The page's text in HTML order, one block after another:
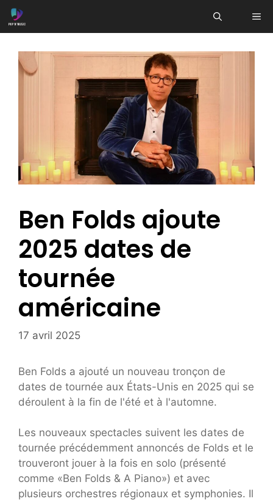
Aller
au
Ben Folds ajoute
2025 dates de
tournée
américaine
17 avril 2025
Ben Folds a ajouté un nouveau tronçon de
dates de tournée aux États-Unis en 2025 qui se
déroulent à la fin de l'été et à l'automne.
Les nouveaux spectacles suivent les dates de
tournée précédemment annoncés de Folds et le
trouveront jouer à la fois en solo (présenté
comme «Ben Folds & A Piano») et avec
plusieurs orchestres régionaux et symphonies. Il